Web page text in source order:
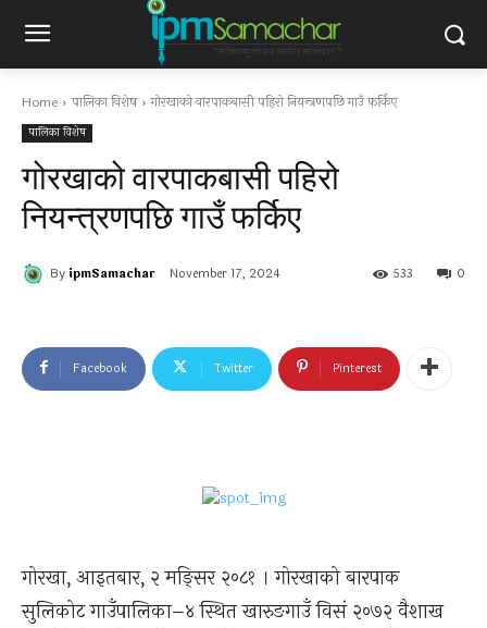
Home पालिका विशेष गोरखाको वारपाकबासी पहिरो नियन्त्रणपछि गाउँ फर्किए
पालिका विशेष
गोरखाको वारपाकबासी पहिरो
नियन्त्रणपछि गाउँ फर्किए
By ipmSamachar November 17, 2024 0
533
Facebook Twitter Pinterest
गोरखा, आइतबार, २ मङ्सिर २०८१ । गोरखाको बारपाक
सुलिकोट गाउँपालिका–४ स्थित खारुङगाउँ विसं २०७२ वैशाख